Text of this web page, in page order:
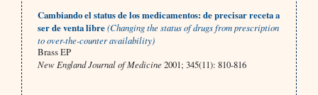
Cambiando el status de los medicamentos: de precisar receta a
ser de venta libre(Changing the status of drugs from prescription
to over-the-counter availability)
Brass EP
New England Journal of Medicine2001; 345(11): 810-816